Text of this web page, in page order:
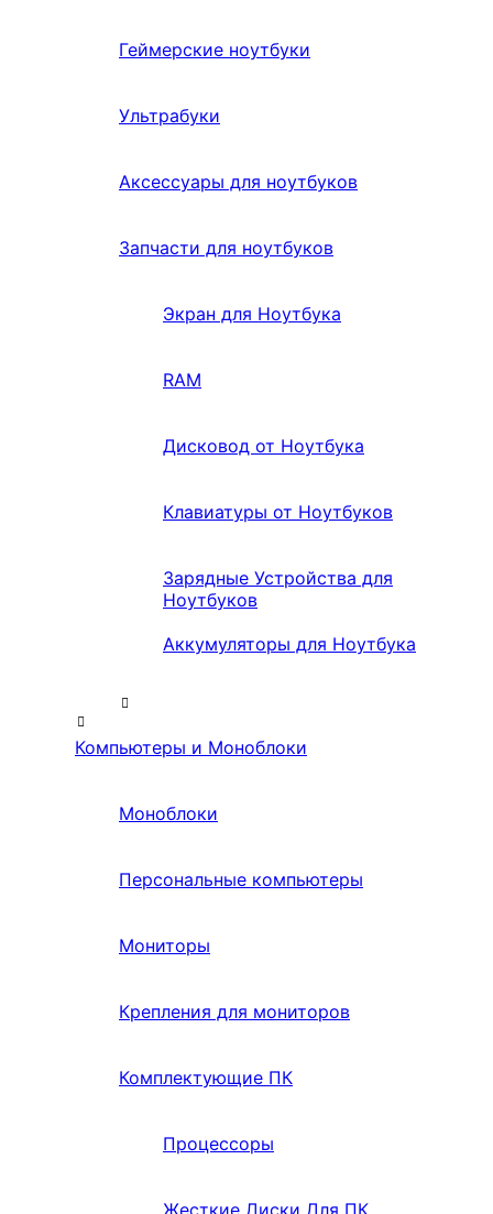
Геймерские ноутбуки
Ультрабуки
Аксессуары для ноутбуков
Запчасти для ноутбуков
Экран для Ноутбука
RAM
Дисковод от Ноутбука
Клавиатуры от Ноутбуков
Зарядные Устройства для
Ноутбуков
Аккумуляторы для Ноутбука
Компьютеры и Моноблоки
Моноблоки
Персональные компьютеры
Мониторы
Крепления для мониторов
Комплектующие ПК
Процессоры